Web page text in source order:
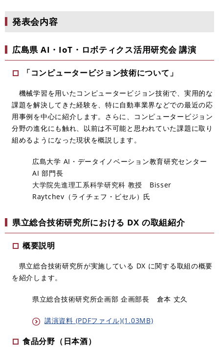
発表会内容
広島県 AI・IoT・ロボティクス活用研究会 講演
「コンピュータービジョン技術について」
機械学習を用いたコンピュータービジョン技術で、実用的な
課題を解決してきた経験を、特に自動車業界などでの最近の応
用事例を中心に紹介します。さらに、コンピュータービジョン
分野の進化にも触れ、以前は不可能と思われていた課題に取り
組めるようになった現状を概説します。
広島大学 AI・データイノベーション教育研究センター
AI 部門長​
大学院先進理工系科学研究科 教授 Bisser
Raytchev（ライチェフ・ビセル）氏
県立総合技術研究所における DX の取組紹介
概要説明
県立総合技術研究所が実施している DX に関する取組の概要
を紹介します。
県立総合技術研究所企画部 企画部長 倉本 丈久
講演資料 (PDFファイル)(1.03MB)
食品分野（日本酒）